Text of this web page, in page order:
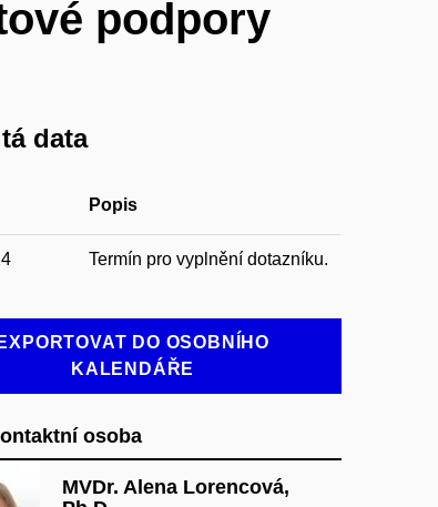
podpory
data
Popis
Termín pro vyplnění dotazníku.
EXPORTOVAT DO OSOBNÍHO
KALENDÁŘE
osoba
MVDr. Alena Lorencová,